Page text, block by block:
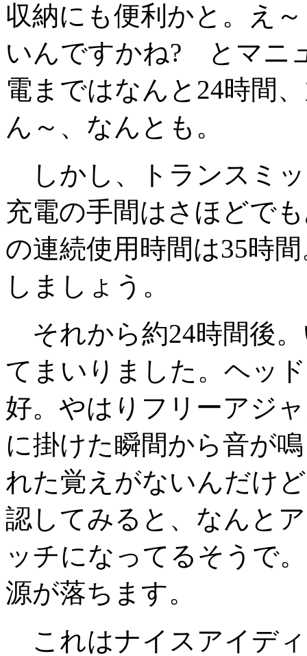
収納にも便利かと。え
いんですかね? とマニ
電まではなんと24時間
ん～、なんとも。
しかし、トランスミ
充電の手間はさほどで
の連続使用時間は35時
しましょう。
それから約24時間後
てまいりました。ヘッ
好。やはりフリーアジ
に掛けた瞬間から音が
れた覚えがないんだけ
認してみると、なんと
ッチになってるそうで
源が落ちます。
これはナイスアイディ